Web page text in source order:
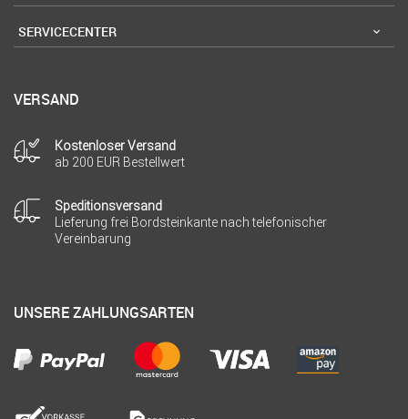
SERVICECENTER
VERSAND
Kostenloser Versand
ab 200 EUR Bestellwert
Speditionsversand
Lieferung frei Bordsteinkante nach telefonischer
Vereinbarung
UNSERE ZAHLUNGSARTEN